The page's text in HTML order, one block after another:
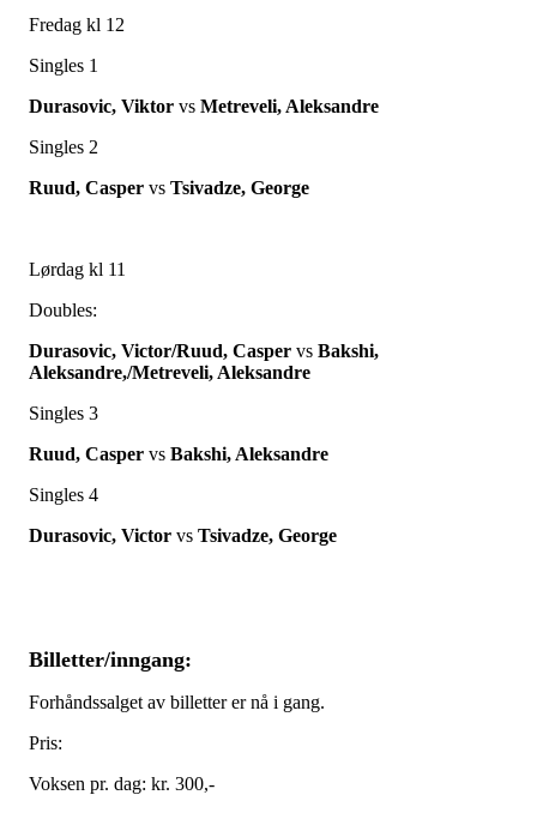
Fredag kl 12
Singles 1
Durasovic, Viktor vs Metreveli, Aleksandre
Singles 2
Ruud, Casper vs Tsivadze, George
Lørdag kl 11
Doubles:
Durasovic, Victor/Ruud, Casper vs Bakshi,
Aleksandre,/Metreveli, Aleksandre
Singles 3
Ruud, Casper vs Bakshi, Aleksandre
Singles 4
Durasovic, Victor vs Tsivadze, George
Billetter/inngang:
Forhåndssalget av billetter er nå i gang.
Pris:
Voksen pr. dag: kr. 300,-